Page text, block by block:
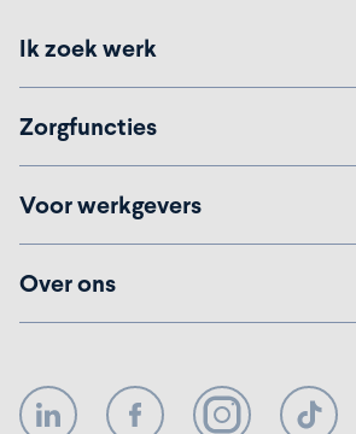
Ik zoek werk
Zorgfuncties
Voor werkgevers
Over ons
LinkedIn FacebookInstagramTikTok